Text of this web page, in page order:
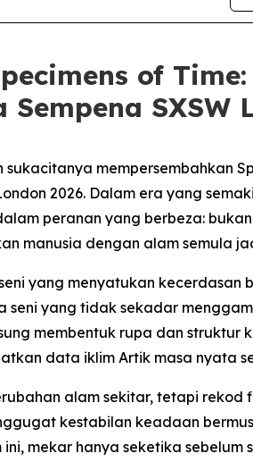
of
SXSW
sukacitanya mempersembahkan
2026. Dalam era yang
peranan yang berbeza:
manusia dengan alam semula
yang menyatukan
yang tidak sekadar
membentuk rupa dan struktur
data iklim Artik masa nyata
alam sekitar, tetapi
kestabilan keadaan
mekar hanya seketika sebelum